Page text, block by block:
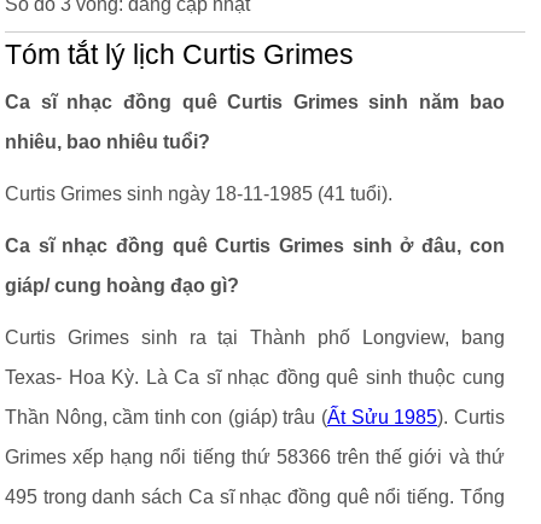
Số đo 3 vòng: đang cập nhật
Tóm tắt lý lịch Curtis Grimes
Ca sĩ nhạc đồng quê Curtis Grimes sinh năm bao
nhiêu, bao nhiêu tuổi?
Curtis Grimes sinh ngày 18-11-1985 (41 tuổi).
Ca sĩ nhạc đồng quê Curtis Grimes sinh ở đâu, con
giáp/ cung hoàng đạo gì?
Curtis Grimes sinh ra tại Thành phố Longview, bang
Texas- Hoa Kỳ. Là Ca sĩ nhạc đồng quê sinh thuộc cung
Thần Nông, cầm tinh con (giáp) trâu (Ất Sửu 1985). Curtis
Grimes xếp hạng nổi tiếng thứ 58366 trên thế giới và thứ
495 trong danh sách Ca sĩ nhạc đồng quê nổi tiếng. Tổng